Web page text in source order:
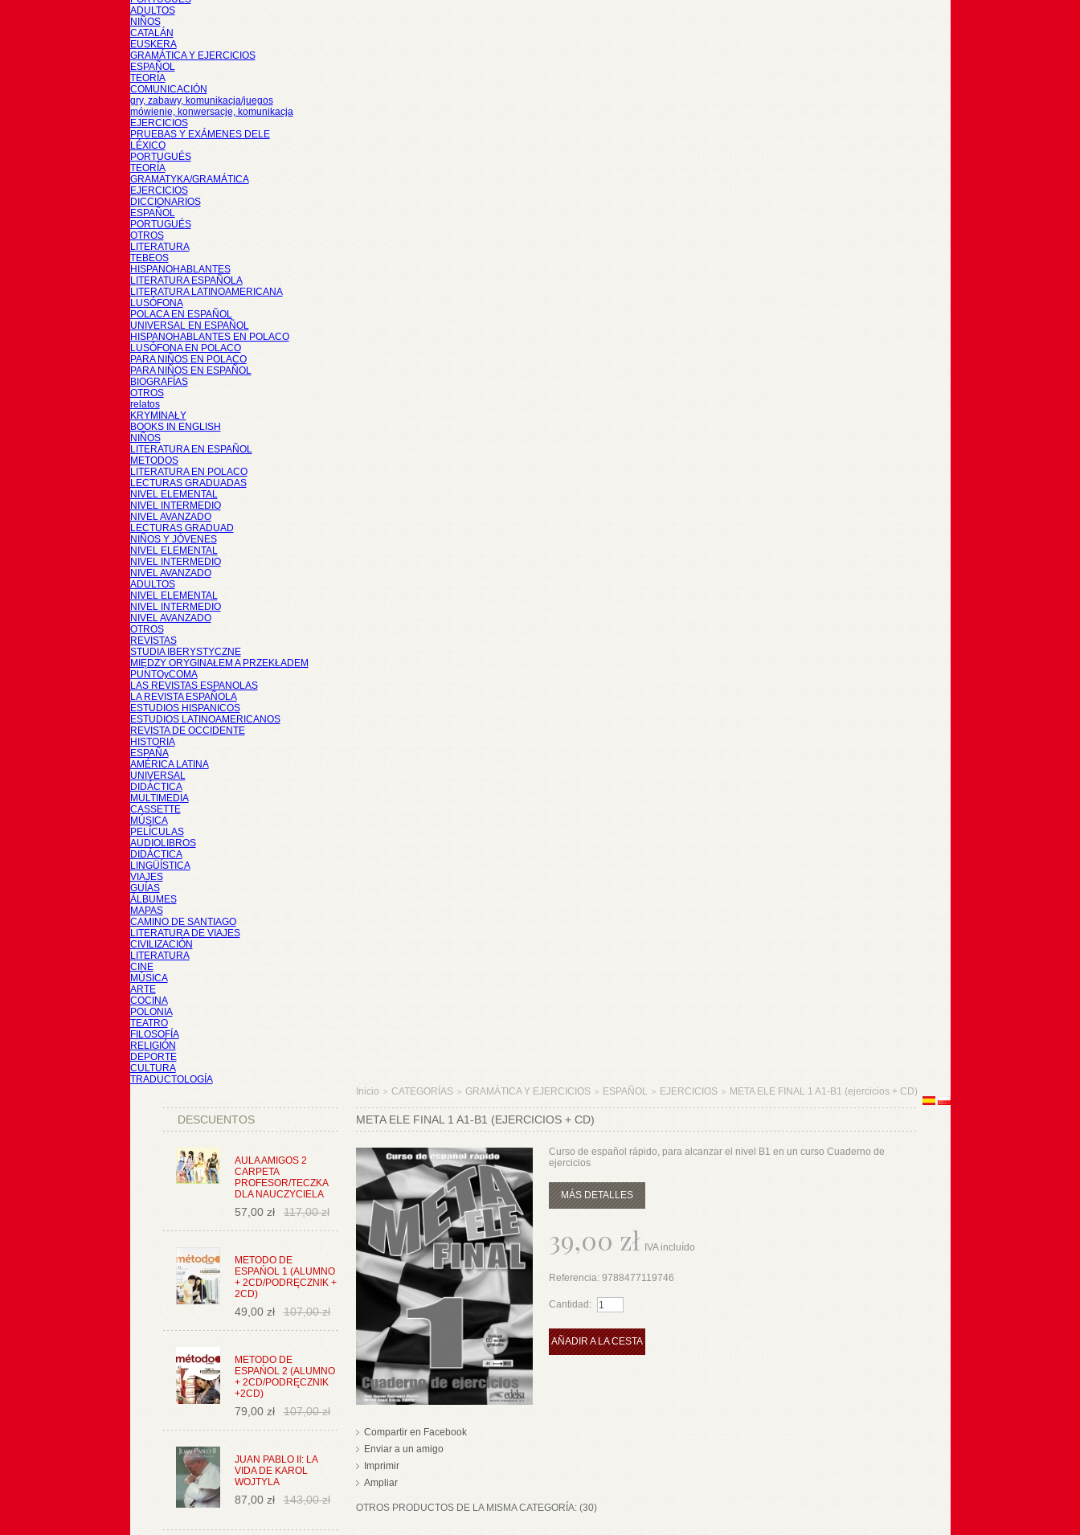
ADULTOS
NIÑOS
CATALÁN
EUSKERA
GRAMÁTICA Y EJERCICIOS
ESPAÑOL
TEORÍA
COMUNICACIÓN
gry, zabawy, komunikacja/juegos
mówienie, konwersacje, komunikacja
EJERCICIOS
PRUEBAS Y EXÁMENES DELE
LÉXICO
PORTUGUÉS
TEORÍA
GRAMATYKA/GRAMÁTICA
EJERCICIOS
DICCIONARIOS
ESPAÑOL
PORTUGUÉS
OTROS
LITERATURA
TEBEOS
HISPANOHABLANTES
LITERATURA ESPAÑOLA
LITERATURA LATINOAMERICANA
LUSÓFONA
POLACA EN ESPAÑOL
UNIVERSAL EN ESPAÑOL
HISPANOHABLANTES EN POLACO
LUSÓFONA EN POLACO
PARA NIÑOS EN POLACO
PARA NIÑOS EN ESPAÑOL
BIOGRAFÍAS
OTROS
relatos
KRYMINAŁY
BOOKS IN ENGLISH
NIÑOS
LITERATURA EN ESPAÑOL
METODOS
LITERATURA EN POLACO
LECTURAS GRADUADAS
NIVEL ELEMENTAL
NIVEL INTERMEDIO
NIVEL AVANZADO
LECTURAS GRADUAD
NIÑOS Y JÓVENES
NIVEL ELEMENTAL
NIVEL INTERMEDIO
NIVEL AVANZADO
ADULTOS
NIVEL ELEMENTAL
NIVEL INTERMEDIO
NIVEL AVANZADO
OTROS
REVISTAS
STUDIA IBERYSTYCZNE
MIĘDZY ORYGINAŁEM A PRZEKŁADEM
PUNTOyCOMA
LAS REVISTAS ESPANOLAS
LA REVISTA ESPAÑOLA
ESTUDIOS HISPANICOS
ESTUDIOS LATINOAMERICANOS
REVISTA DE OCCIDENTE
HISTORIA
ESPAÑA
AMÉRICA LATINA
UNIVERSAL
DIDÁCTICA
MULTIMEDIA
CASSETTE
MÚSICA
PELÍCULAS
AUDIOLIBROS
DIDÁCTICA
LINGÜÍSTICA
VIAJES
GUÍAS
ÁLBUMES
MAPAS
CAMINO DE SANTIAGO
LITERATURA DE VIAJES
CIVILIZACIÓN
LITERATURA
CINE
MÚSICA
ARTE
COCINA
POLONIA
TEATRO
FILOSOFÍA
RELIGIÓN
DEPORTE
CULTURA
TRADUCTOLOGÍA
DESCUENTOS
AULA AMIGOS 2
CARPETA
PROFESOR/TECZKA
DLA NAUCZYCIELA
57,00 zł 117,00 zł
METODO DE
ESPAŃOL 1 (ALUMNO
+ 2CD/PODRĘCZNIK +
2CD)
49,00 zł 107,00 zł
METODO DE
ESPAŃOL 2 (ALUMNO
+ 2CD/PODRĘCZNIK
+2CD)
79,00 zł 107,00 zł
JUAN PABLO II: LA
VIDA DE KAROL
WOJTYLA
87,00 zł 143,00 zł
Inicio > CATEGORÍAS > GRAMÁTICA Y EJERCICIOS > ESPAÑOL > EJERCICIOS > META ELE FINAL 1 A1-B1 (ejercicios + CD)
META ELE FINAL 1 A1-B1 (EJERCICIOS + CD)
Compartir en Facebook
Enviar a un amigo
Imprimir
Ampliar
Curso de español rápido, para alcanzar el nivel B1 en un curso Cuaderno de
ejercicios
MÁS DETALLES
39,00 zł IVA incluído
Referencia: 9788477119746
Cantidad:
AÑADIR A LA CESTA
OTROS PRODUCTOS DE LA MISMA CATEGORÍA: (30)